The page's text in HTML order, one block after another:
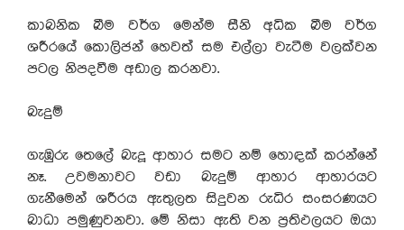
කාබනික බීම වර්ග මෙන්ම සීනි අධික බීම වර්ග
ශරීරයේ කොලිජන් හෙවත් සම එල්ලා වැටීම වලක්වන
පටල නිපදවීම අඩාල කරනවා.
බැදුම්
ගැඹුරු තෙලේ බැදූ ආහාර සමට නම් හොඳක් කරන්නේ
නෑ. උවමනාවට වඩා බැදුම් ආහාර ආහාරයට
ගැනීමෙන් ශරීරය ඇතුලත සිදුවන රුධිර සංසරණයට
බාධා පමුණුවනවා. මේ නිසා ඇති වන ප්‍රතිඵලයට ඔයා